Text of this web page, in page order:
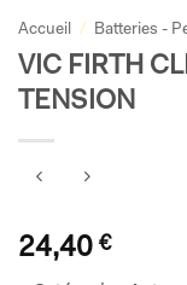
Accueil / Batteries -
VIC FIRTH
TENSION
24,40 €